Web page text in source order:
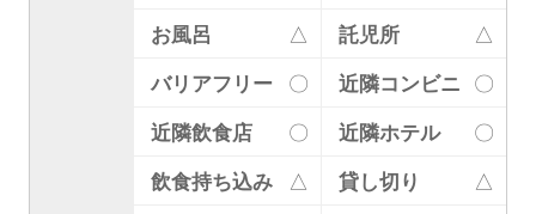
お風呂
△ 託児所
△
バリアフリー 〇 近隣コンビニ 〇
近隣飲食店
〇 近隣ホテル
〇
飲食持ち込み
△ 貸し切り
△